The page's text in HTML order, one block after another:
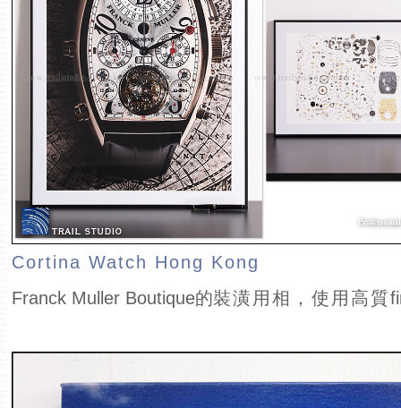
Cortina Watch Hong Kong
Franck Muller Boutique的裝潢用相，使用高質